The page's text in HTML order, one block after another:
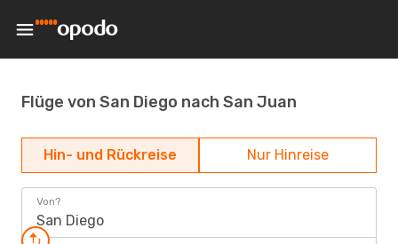
Flüge von San Diego nach San Juan
Hin- und Rückreise Nur Hinreise
Von?
San Diego